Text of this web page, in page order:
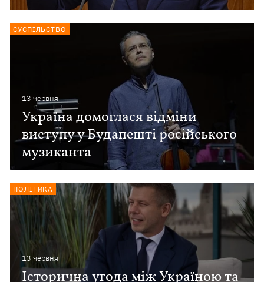
13 червня
Україна домоглася відміни
виступу у Будапешті російського
музиканта
СУСПІЛЬСТВО
13 червня
Історична угода між Україною та
ПОЛІТИКА